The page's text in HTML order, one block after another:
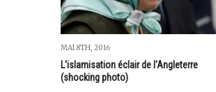
MAI 8TH, 2016
L'islamisation éclair de l'Angleterre
(shocking photo)